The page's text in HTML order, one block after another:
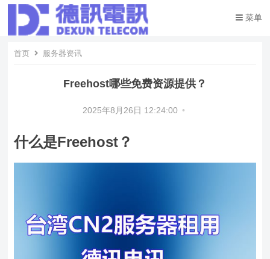
菜单
首页 服务器资讯
Freehost哪些免费资源提供？
2025年8月26日 12:24:00 •
什么是Freehost？